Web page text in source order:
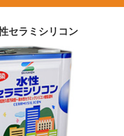
セラミシリコン